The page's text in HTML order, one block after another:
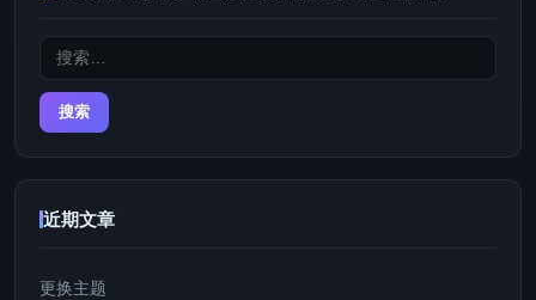
搜
近期文章
更换主题